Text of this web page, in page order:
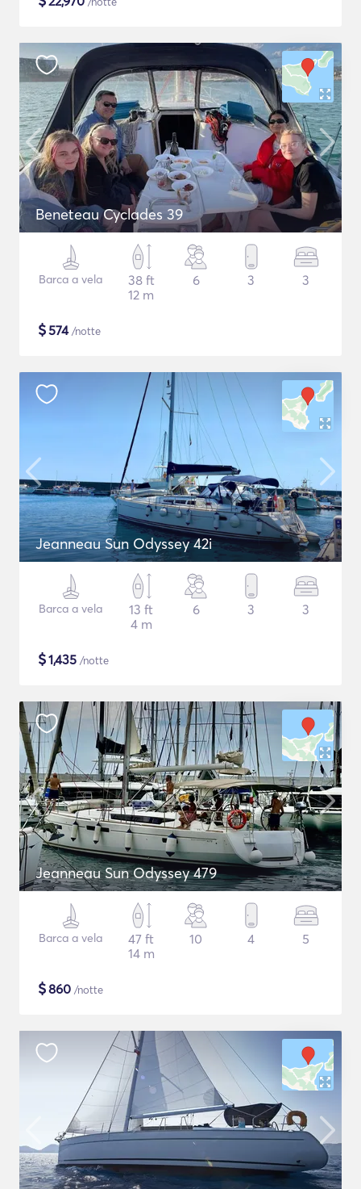
Beneteau Cyclades 39
Barca a vela
38 ft
12 m
6 3 3
$574/notte
Jeanneau Sun Odyssey 42i
Barca a vela
13 ft
4 m
6 3 3
$1,435 /notte
Jeanneau Sun Odyssey 479
Barca a vela
47 ft
14 m
10 4 5
$860 /notte